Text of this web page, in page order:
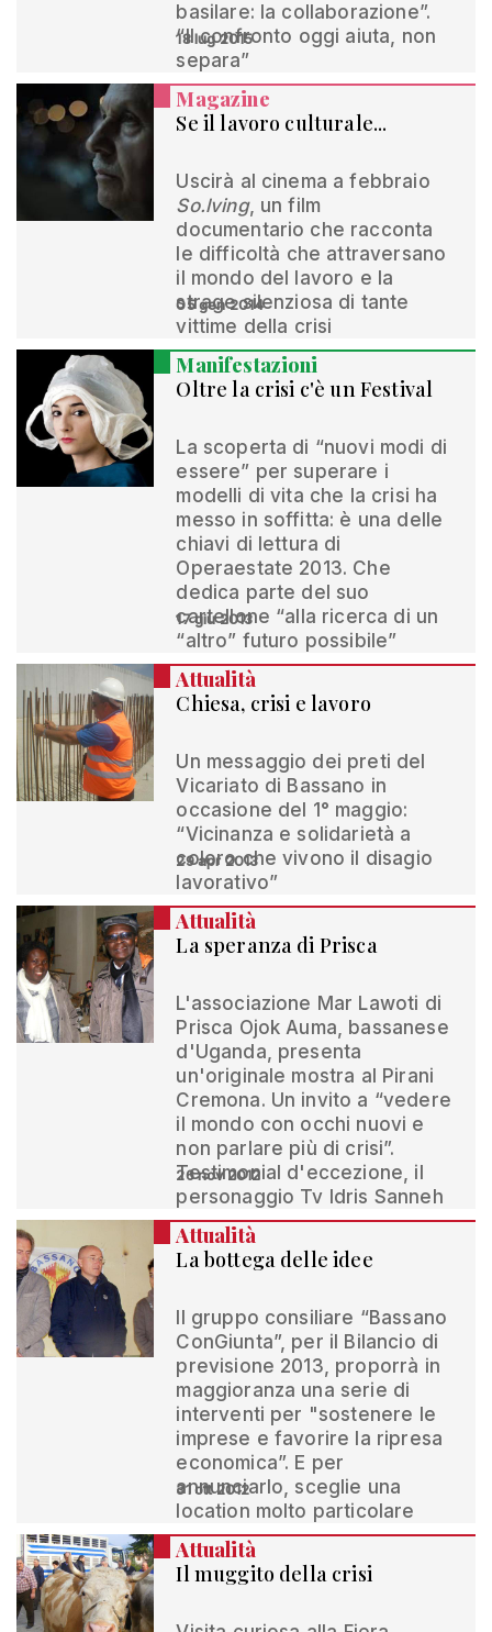
basilare: la collaborazione”.
“Il confronto oggi aiuta, non
separa”
18 lug 2015
Magazine
Se il lavoro culturale...
Uscirà al cinema a febbraio
So.lving, un film
documentario che racconta
le difficoltà che attraversano
il mondo del lavoro e la
strage silenziosa di tante
vittime della crisi
05 gen 2014
Manifestazioni
Oltre la crisi c'è un Festival
La scoperta di “nuovi modi di
essere” per superare i
modelli di vita che la crisi ha
messo in soffitta: è una delle
chiavi di lettura di
Operaestate 2013. Che
dedica parte del suo
cartellone “alla ricerca di un
“altro” futuro possibile”
17 giu 2013
Attualità
Chiesa, crisi e lavoro
Un messaggio dei preti del
Vicariato di Bassano in
occasione del 1° maggio:
“Vicinanza e solidarietà a
coloro che vivono il disagio
lavorativo”
29 apr 2013
Attualità
La speranza di Prisca
L'associazione Mar Lawoti di
Prisca Ojok Auma, bassanese
d'Uganda, presenta
un'originale mostra al Pirani
Cremona. Un invito a “vedere
il mondo con occhi nuovi e
non parlare più di crisi”.
Testimonial d'eccezione, il
personaggio Tv Idris Sanneh
26 nov 2012
Attualità
La bottega delle idee
Il gruppo consiliare “Bassano
ConGiunta”, per il Bilancio di
previsione 2013, proporrà in
maggioranza una serie di
interventi per "sostenere le
imprese e favorire la ripresa
economica”. E per
annunciarlo, sceglie una
location molto particolare
31 ott 2012
Attualità
Il muggito della crisi